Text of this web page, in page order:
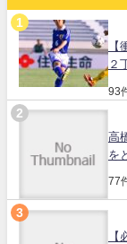
【
２
93
高
を
77
【